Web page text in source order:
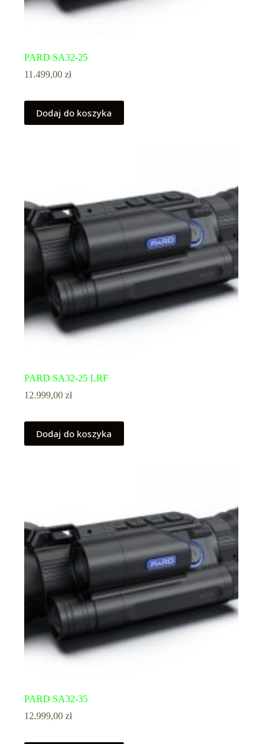
PARD SA32-25
11.499,00 zł
Dodaj do koszyka
PARD SA32-25 LRF
12.999,00 zł
Dodaj do koszyka
PARD SA32-35
12.999,00 zł